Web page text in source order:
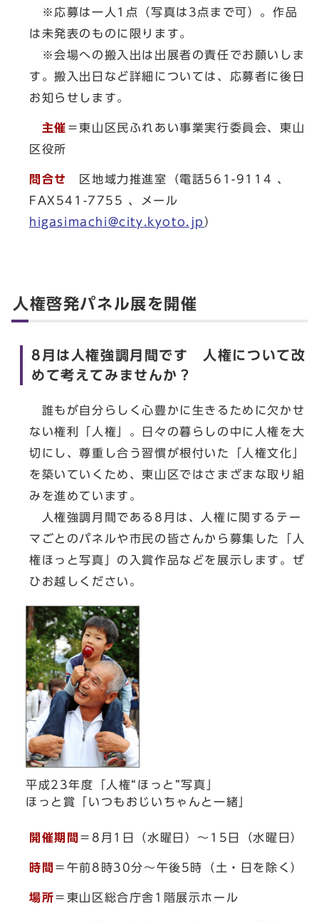
※応募は一人1点（写真は3点まで可）。作品
は未発表のものに限ります。
※会場への搬入出は出展者の責任でお願いしま
す。搬入出日など詳細については、応募者に後日
お知らせします。
主催 ＝東山区民ふれあい事業実行委員会、東山
区役所
問合せ 区地域力推進室（電話561-9114 、
FAX541-7755 、メール
higasimachi@city.kyoto.jp ）
人権啓発パネル展を開催
8月は人権強調月間です 人権について改
めて考えてみませんか？
誰もが自分らしく心豊かに生きるために欠かせ
ない権利「人権」。日々の暮らしの中に人権を大
切にし、尊重し合う習慣が根付いた「人権文化」
を築いていくため、東山区ではさまざまな取り組
みを進めています。
人権強調月間である8月は、人権に関するテー
マごとのパネルや市民の皆さんから募集した「人
権ほっと写真」の入賞作品などを展示します。ぜ
ひお越しください。
平成23年度「人権“ほっと”写真」
ほっと賞「いつもおじいちゃんと一緒」
開催期間 ＝8月1日（水曜日）～15日（水曜日）
時間 ＝午前8時30分～午後5時（土・日を除く）
場所＝東山区総合庁舎1階展示ホール